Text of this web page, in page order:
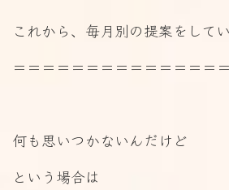
これから、毎月別の提案をして
＝＝＝＝＝＝＝＝＝＝＝＝＝＝
何も思いつかないんだけど
という場合は